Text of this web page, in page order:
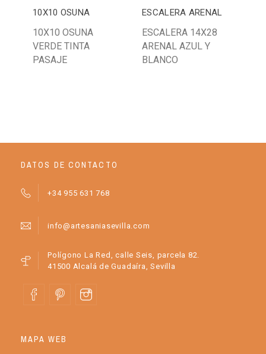
10X10 OSUNA
10X10 OSUNA
VERDE TINTA
PASAJE
ESCALERA ARENAL
ESCALERA 14X28
ARENAL AZUL Y
BLANCO
DATOS DE CONTACTO
+34 955 631 768
info@artesaniasevilla.com
Polígono La Red, calle Seis, parcela 82.
41500 Alcalá de Guadaíra, Sevilla
MAPA WEB